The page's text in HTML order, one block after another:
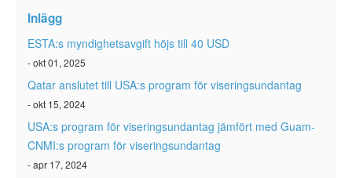
ESTA Artiklar
Kontakta
Inlägg
ESTA:s myndighetsavgift höjs till 40 USD
- okt 01, 2025
Qatar anslutet till USA:s program för viseringsundantag
- okt 15, 2024
USA:s program för viseringsundantag jämfört med Guam-
CNMI:s program för viseringsundantag
- apr 17, 2024